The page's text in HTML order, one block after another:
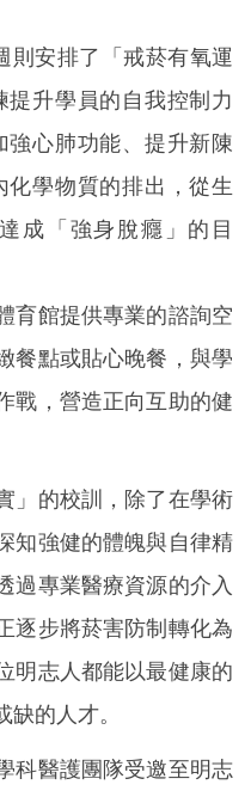
則安排了「戒菸有氧運
升學員的自我控制力
心肺功能、提升新陳
學物質的排出，從生
成「強身脫癮」的目
館提供專業的諮詢空
餐點或貼心晚餐，與學
戰，營造正向互助的健
的校訓，除了在學術
知強健的體魄與自律精
過專業醫療資源的介入
逐步將菸害防制轉化為
明志人都能以最健康的
的人才。
科醫護團隊受邀至明志